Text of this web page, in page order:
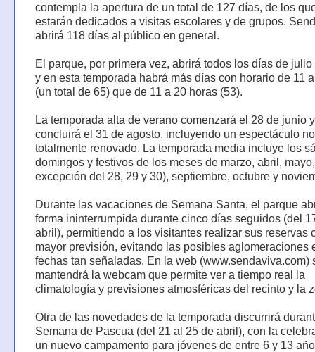
contempla la apertura de un total de 127 días, de los
estarán dedicados a visitas escolares y de grupos.
abrirá 118 días al público en general.
El parque, por primera vez, abrirá todos los días de julio
y en esta temporada habrá más días con horario de 11
(un total de 65) que de 11 a 20 horas (53).
La temporada alta de verano comenzará el 28 de junio y
concluirá el 31 de agosto, incluyendo un espectáculo
totalmente renovado. La temporada media incluye los
domingos y festivos de los meses de marzo, abril,
excepción del 28, 29 y 30), septiembre, octubre y
Durante las vacaciones de Semana Santa, el parque
forma ininterrumpida durante cinco días seguidos (del
abril), permitiendo a los visitantes realizar sus reservas
mayor previsión, evitando las posibles aglomeraciones
fechas tan señaladas. En la web (www.sendaviva.com)
mantendrá la webcam que permite ver a tiempo real la
climatología y previsiones atmosféricas del recinto y la
Otra de las novedades de la temporada discurrirá
Semana de Pascua (del 21 al 25 de abril), con la
un nuevo campamento para jóvenes de entre 6 y 13